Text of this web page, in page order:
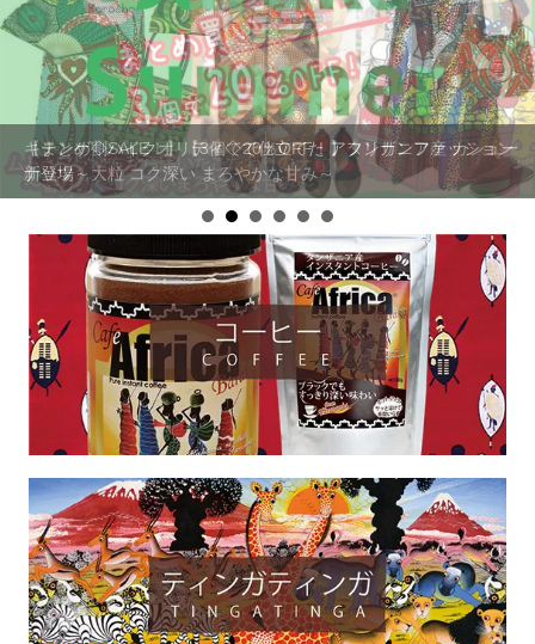
キテンゲ◇ハイクオリティ◇で仕立てた アフリカンファッション
新登場
【まとめ割SALE！】【3個で20％OFF！】タンザニア産 カシュー
ナッツ～大粒 コク深い まろやかな甘み～